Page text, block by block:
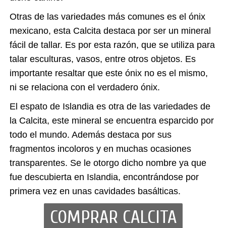
Otras de las variedades más comunes es el ónix
mexicano, esta Calcita destaca por ser un mineral
fácil de tallar. Es por esta razón, que se utiliza para
talar esculturas, vasos, entre otros objetos. Es
importante resaltar que este ónix no es el mismo,
ni se relaciona con el verdadero ónix.
El espato de Islandia es otra de las variedades de
la Calcita, este mineral se encuentra esparcido por
todo el mundo. Además destaca por sus
fragmentos incoloros y en muchas ocasiones
transparentes. Se le otorgo dicho nombre ya que
fue descubierta en Islandia, encontrándose por
primera vez en unas cavidades basálticas.
COMPRAR CALCITA